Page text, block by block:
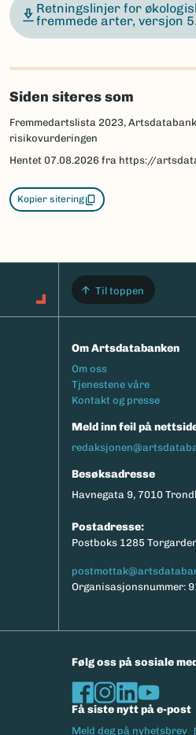
Retningslinjer for
fremmede arter, versjon
Siden siteres som
Fremmedartslista 2023,
risikovurderingen
Hentet 07.08.2026 fra https://
Kopier sitering
Til toppen
Om Artsdatabanken
Footermeny
Om oss
Tjenestene våre
Kontakt og presse
Meld inn feil på
Besøksadresse
Havnegata 9, 7010
Postadresse:
Postboks 1285
Organisasjonsnummer:
Følg oss på sosiale
Få siste nytt på e-post
Meld deg på nyhetsbrev